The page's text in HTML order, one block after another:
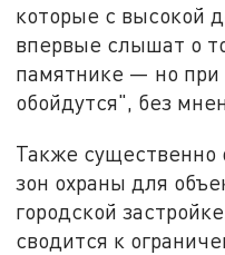
которые с высокой
впервые слышат о
памятнике — но при
обойдутся", без
Также существенно
зон охраны для
городской
сводится к